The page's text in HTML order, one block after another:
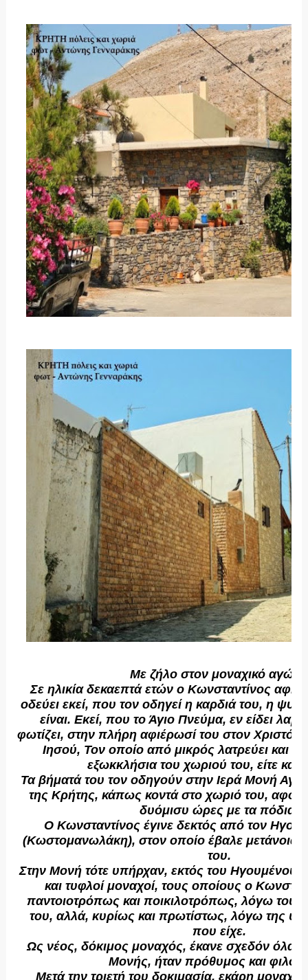
Με ζήλο στον μοναχικό αγώνα
Σε ηλικία δεκαεπτά ετών ο Κωνσταντίνος
οδεύει εκεί, που τον οδηγεί η καρδιά του, η
είναι. Εκεί, που το Άγιο Πνεύμα, εν είδει
φωτίζει, στην πλήρη αφιέρωσί του στον Χριστό,
Ιησού, Τον οποίο από μικρός λατρεύει και
εξωκκλήσια του χωριού του, είτε
Τα βήματά του τον οδηγούν στην Ιερά Μονή
της Κρήτης, κάπως κοντά στο χωριό του, αφού
δυόμισυ ώρες με τα πόδια.
Ο Κωνσταντίνος έγινε δεκτός από τον
(Κωστομανωλάκη), στον οποίο έβαλε μετάνοια
του.
Στην Μονή τότε υπήρχαν, εκτός του Ηγουμένου,
και τυφλοί μοναχοί, τους οποίους ο
παντοιοτρόπως και ποικιλοτρόπως, λόγω του
του, αλλά, κυρίως και πρωτίστως, λόγω της
που είχε.
Ως νέος, δόκιμος μοναχός, έκανε σχεδόν όλα
Μονής, ήταν πρόθυμος και
Μετά την τριετή του δοκιμασία, εκάρη